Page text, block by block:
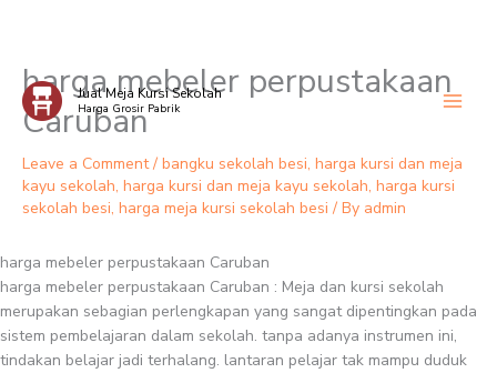
Skip
content
Jual Meja Kursi Sekolah
Harga Grosir Pabrik
harga mebeler perpustakaan
Caruban
Leave a Comment / bangku sekolah besi, harga kursi dan meja
kayu sekolah, harga kursi dan meja kayu sekolah, harga kursi
sekolah besi, harga meja kursi sekolah besi / By admin
harga mebeler perpustakaan Caruban
harga mebeler perpustakaan Caruban : Meja dan kursi sekolah
merupakan sebagian perlengkapan yang sangat dipentingkan pada
sistem pembelajaran dalam sekolah. tanpa adanya instrumen ini,
tindakan belajar jadi terhalang. lantaran pelajar tak mampu duduk